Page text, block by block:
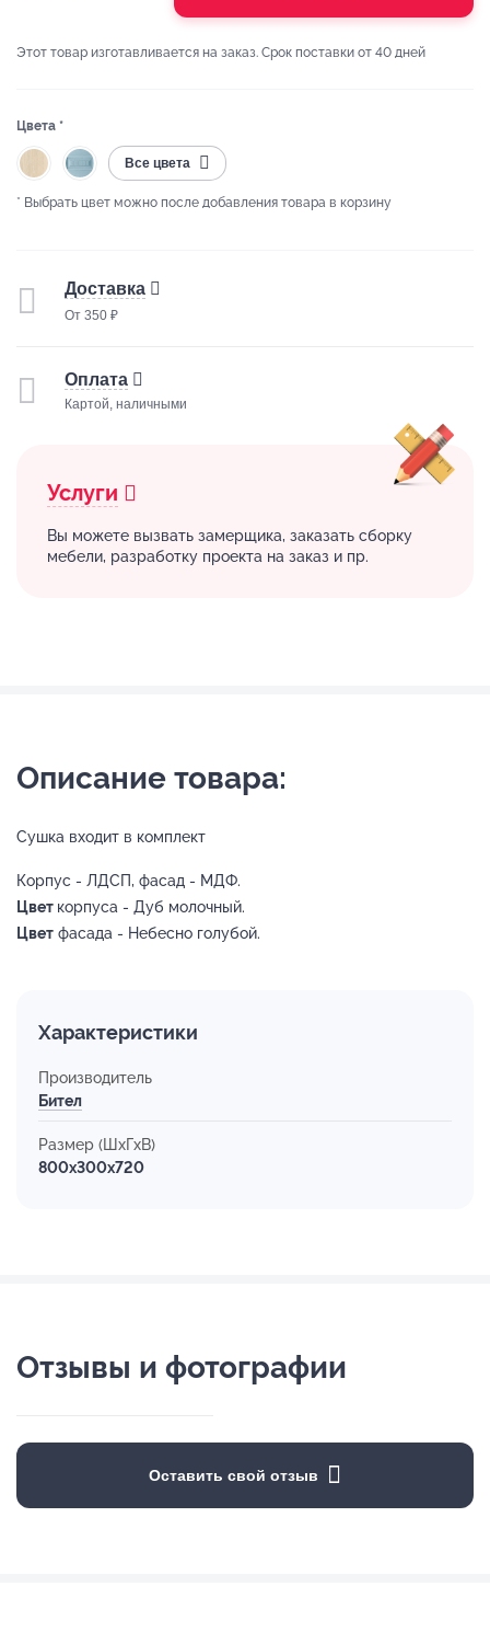
Этот товар изготавливается на заказ. Срок поставки от 40 дней
Цвета *
Все цвета
* Выбрать цвет можно после добавления товара в корзину
Доставка
От 350 ₽
Оплата
Картой, наличными
Услуги
Вы можете вызвать замерщика, заказать сборку
мебели, разработку проекта на заказ и пр.
Описание товара:
Сушка входит в комплект
Корпус - ЛДСП, фасад - МДФ.
Цвет корпуса - Дуб молочный.
Цвет фасада - Небесно голубой.
Характеристики
Производитель
Бител
Размер (ШхГхВ)
800x300x720
Отзывы и фотографии
Оставить свой отзыв